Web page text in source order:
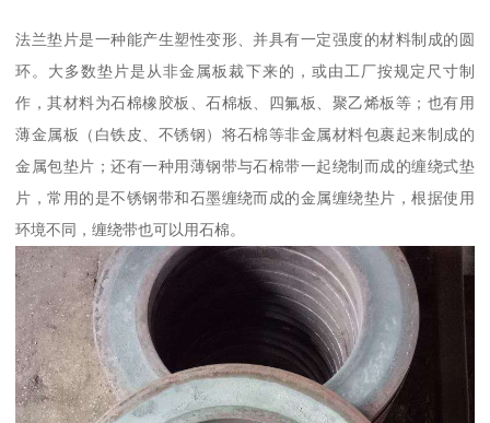
法兰垫片是一种能产生塑性变形、并具有一定强度的材料制成的圆
环。大多数垫片是从非金属板裁下来的，或由工厂按规定尺寸制
作，其材料为石棉橡胶板、石棉板、四氟板、聚乙烯板等；也有用
薄金属板（白铁皮、不锈钢）将石棉等非金属材料包裹起来制成的
金属包垫片；还有一种用薄钢带与石棉带一起绕制而成的缠绕式垫
片，常用的是不锈钢带和石墨缠绕而成的金属缠绕垫片，根据使用
环境不同，缠绕带也可以用石棉。